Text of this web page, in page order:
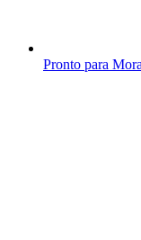
Pronto para